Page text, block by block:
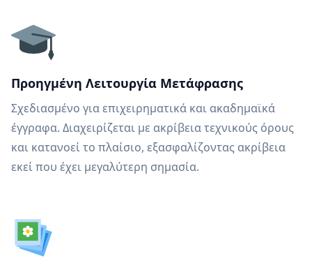
Προηγμένη Λειτουργία Μετάφρασης
Σχεδιασμένο για επιχειρηματικά και ακαδημαϊκά
έγγραφα. Διαχειρίζεται με ακρίβεια τεχνικούς όρους
και κατανοεί το πλαίσιο, εξασφαλίζοντας ακρίβεια
εκεί που έχει μεγαλύτερη σημασία.